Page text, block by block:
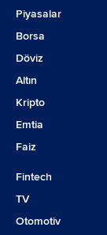
Piyasalar
Borsa
Döviz
Altın
Kripto
Emtia
Faiz
Fintech
TV
Otomotiv